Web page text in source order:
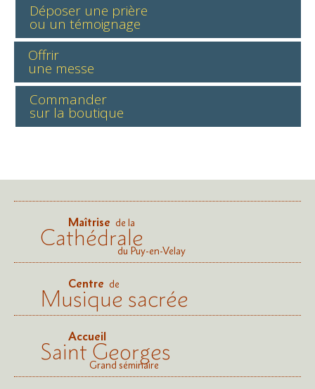
Déposer une prière
ou un témoignage
Offrir
une messe
Commander
sur la boutique
Maîtrise de la
Cathédraledu Puy-en-Velay
Centre de
Musique sacrée
Accueil
Saint Georges
Grand séminaire